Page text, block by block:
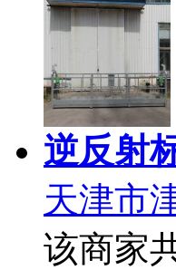
逆反射
天津市
该商家